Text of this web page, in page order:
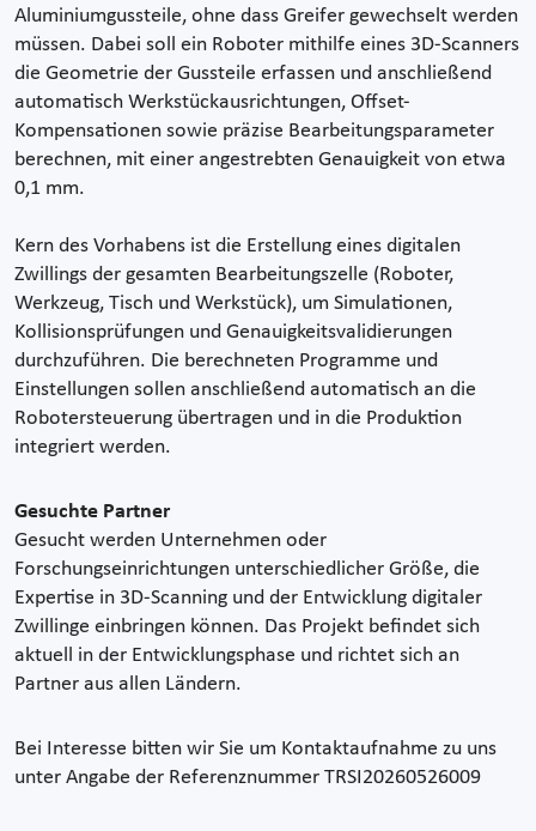
Aluminiumgussteile, ohne dass Greifer gewechselt werden
müssen. Dabei soll ein Roboter mithilfe eines 3D-Scanners
die Geometrie der Gussteile erfassen und anschließend
automatisch Werkstückausrichtungen, Offset-
Kompensationen sowie präzise Bearbeitungsparameter
berechnen, mit einer angestrebten Genauigkeit von etwa
0,1 mm.
Kern des Vorhabens ist die Erstellung eines digitalen
Zwillings der gesamten Bearbeitungszelle (Roboter,
Werkzeug, Tisch und Werkstück), um Simulationen,
Kollisionsprüfungen und Genauigkeitsvalidierungen
durchzuführen. Die berechneten Programme und
Einstellungen sollen anschließend automatisch an die
Robotersteuerung übertragen und in die Produktion
integriert werden.
Gesuchte Partner
Gesucht werden Unternehmen oder
Forschungseinrichtungen unterschiedlicher Größe, die
Expertise in 3D-Scanning und der Entwicklung digitaler
Zwillinge einbringen können. Das Projekt befindet sich
aktuell in der Entwicklungsphase und richtet sich an
Partner aus allen Ländern.
Bei Interesse bitten wir Sie um Kontaktaufnahme zu uns
unter Angabe der Referenznummer TRSI20260526009